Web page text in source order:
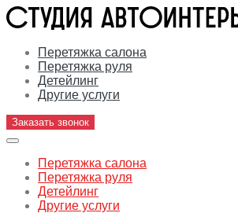
Перетяжка салона
Перетяжка руля
Детейлинг
Другие услуги
Заказать звонок
Перетяжка салона
Перетяжка руля
Детейлинг
Другие услуги